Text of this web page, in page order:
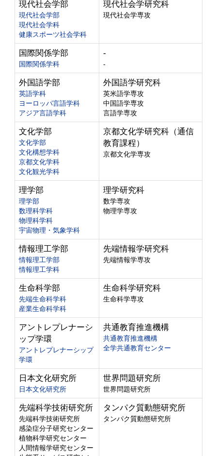
現代社会学部
現代社会学部
現代社会学科
健康スポーツ社会学科
現代社会学研究科
現代社会学専攻
国際関係学部
国際関係学科
-
-
外国語学部
英語学科
ヨーロッパ言語学科
アジア言語学科
外国語学研究科
英米語学専攻
中国語学専攻
言語学専攻
文化学部
文化学部
文化構想学科
京都文化学科
文化観光学科
京都文化学研究科（通信
教育課程）
京都文化学専攻
理学部
理学部
数理科学科
物理科学科
宇宙物理・気象学科
理学研究科
数学専攻
物理学専攻
情報理工学部
情報理工学部
情報理工学科
先端情報学研究科
先端情報学専攻
生命科学部
先端生命科学科
産業生命科学科
生命科学研究科
生命科学専攻
アントレプレナーシ
ップ学環
アントレプレナーシップ
学環
共通教育推進機構
共通教育推進機構
全学共通教育センター
日本文化研究所
日本文化研究所
世界問題研究所
世界問題研究所
先端科学技術研究所
先端科学技術研究所
感染症分子研究センター
植物科学研究センター
人間情報学研究センター
タンパク質動態研究所
タンパク質動態研究所